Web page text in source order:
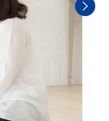
Berik
utny